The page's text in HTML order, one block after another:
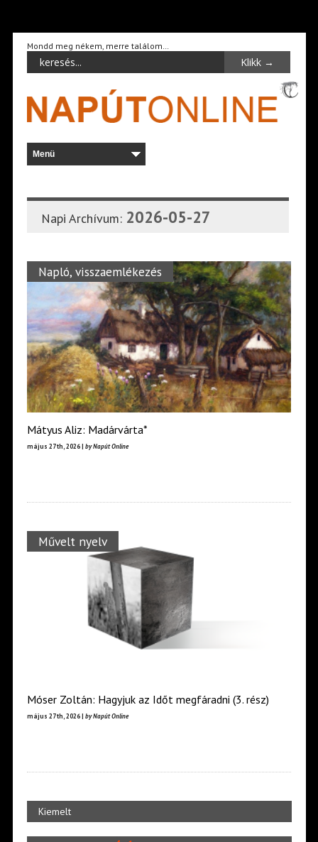
Mondd meg nékem, merre találom…
Napi Archívum: 2026-05-27
Napló, visszaemlékezés
Mátyus Aliz: Madárvárta*
május 27th, 2026 | by Napút Online
Művelt nyelv
Móser Zoltán: Hagyjuk az Időt megfáradni (3. rész)
május 27th, 2026 | by Napút Online
Kiemelt